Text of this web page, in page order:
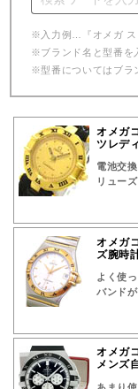
※入力例…『オメガ ス
※ブランド名と型番を
※型番についてはブラ
オメガ
ツレデ
電池交
リュー
オメガ
ズ腕時
よく使
バンド
オメガ
メンズ
あまり